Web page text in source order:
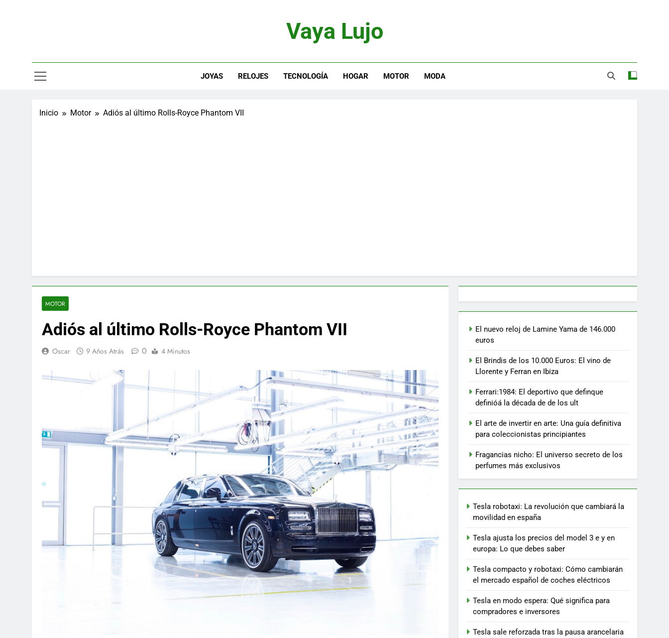
Vaya Lujo
JOYAS RELOJES TECNOLOGÍA HOGAR MOTOR MODA
Inicio Motor Adiós al último Rolls-Royce Phantom VII
MOTOR
Adiós al último Rolls-Royce Phantom VII
Oscar 9 Años Atrás 0 4 Minutos
El nuevo reloj de Lamine Yama de 146.000
euros
El Brindis de los 10.000 Euros: El vino de
Llorente y Ferran en Ibiza
Ferrari:1984: El deportivo que definque
definióá la década de de los ult
El arte de invertir en arte: Una guía definitiva
para coleccionistas principiantes
Fragancias nicho: El universo secreto de los
perfumes más exclusivos
Tesla robotaxi: La revolución que cambiará la
movilidad en españa
Tesla ajusta los precios del model 3 e y en
europa: Lo que debes saber
Tesla compacto y robotaxi: Cómo cambiarán
el mercado español de coches eléctricos
Tesla en modo espera: Qué significa para
compradores e inversores
Tesla sale reforzada tras la pausa arancelaria